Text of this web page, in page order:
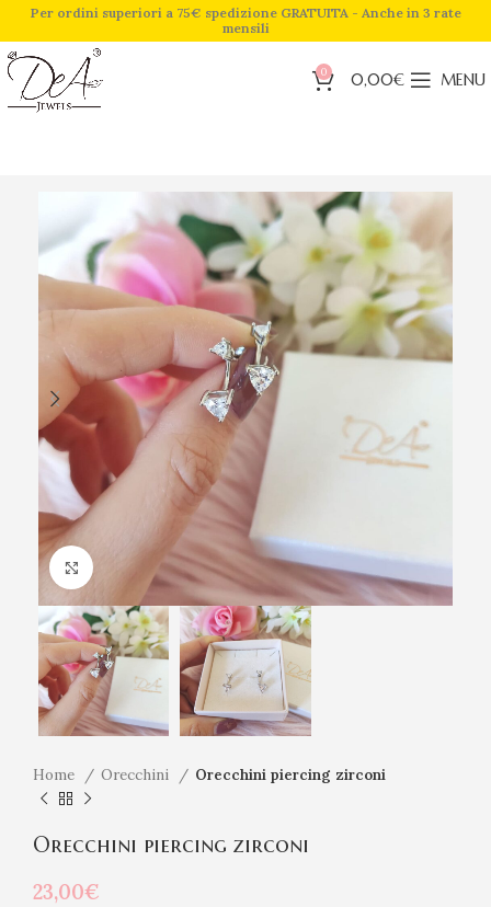
Per ordini superiori a 75€ spedizione GRATUITA - Anche in 3 rate
mensili
0 0,00€ MENU
Click to enlarge
Home Orecchini Orecchini piercing zirconi
Orecchini piercing zirconi
23,00€